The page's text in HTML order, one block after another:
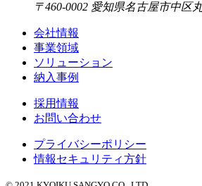
〒460-0002 愛知県名古屋市中区
会社情報
事業領域
ソリューション
納入事例
採用情報
お問い合わせ
プライバシーポリシー
情報セキュリティ方針